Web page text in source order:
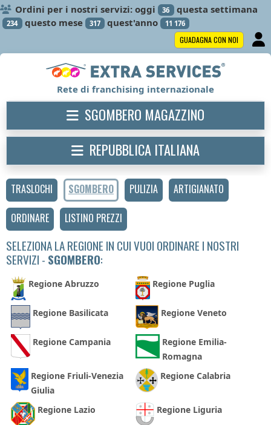
Ordini per i nostri servizi: oggi 36 questa settimana
234 questo mese 317 quest'anno 11 176
GUADAGNA CON NOI
TRASLOCHI SGOMBERO PULIZIA
ARTIGIANATO
ORDINARE
LISTINO PREZZI
SELEZIONA LA REGIONE IN CUI VUOI ORDINARE I NOSTRI
SERVIZI - SGOMBERO:
Regione Abruzzo Regione Puglia
Regione Basilicata Regione Veneto
Regione Campania
Regione Emilia-
Romagna
Regione Friuli-Venezia
Giulia
Regione Calabria
Regione Lazio Regione Liguria
Rete di franchising internazionale
SGOMBERO MAGAZZINO
REPUBBLICA ITALIANA